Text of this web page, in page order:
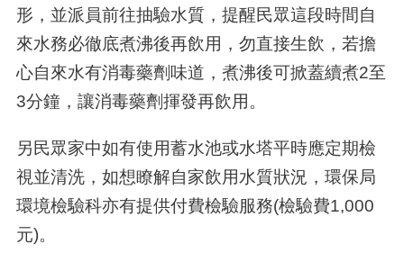
形，並派員前往抽驗水質，提醒民眾這段時間自
來水務必徹底煮沸後再飲用，勿直接生飲，若擔
心自來水有消毒藥劑味道，煮沸後可掀蓋續煮2至
3分鐘，讓消毒藥劑揮發再飲用。
另民眾家中如有使用蓄水池或水塔平時應定期檢
視並清洗，如想瞭解自家飲用水質狀況，環保局
環境檢驗科亦有提供付費檢驗服務(檢驗費1,000
元)。